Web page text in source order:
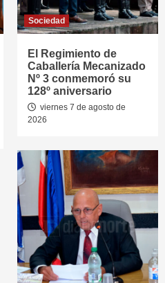
Sociedad
El Regimiento de
Caballería Mecanizado
Nº 3 conmemoró su
128º aniversario
viernes 7 de agosto de
2026